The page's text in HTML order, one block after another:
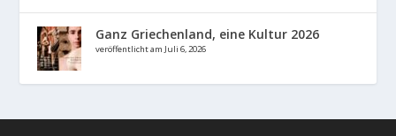
Ganz Griechenland, eine Kultur 2026
veröffentlicht am Juli 6, 2026